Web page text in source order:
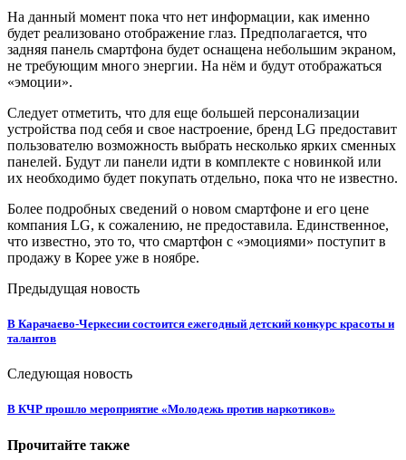
На данный момент пока что нет информации, как именно
будет реализовано отображение глаз. Предполагается, что
задняя панель смартфона будет оснащена небольшим экраном,
не требующим много энергии. На нём и будут отображаться
«эмоции».
Следует отметить, что для еще большей персонализации
устройства под себя и свое настроение, бренд LG предоставит
пользователю возможность выбрать несколько ярких сменных
панелей. Будут ли панели идти в комплекте с новинкой или
их необходимо будет покупать отдельно, пока что не известно.
Более подробных сведений о новом смартфоне и его цене
компания LG, к сожалению, не предоставила. Единственное,
что известно, это то, что смартфон с «эмоциями» поступит в
продажу в Корее уже в ноябре.
Предыдущая новость
В Карачаево-Черкесии состоится ежегодный детский конкурс красоты и
талантов
Следующая новость
В КЧР прошло мероприятие «Молодежь против наркотиков»
Прочитайте также